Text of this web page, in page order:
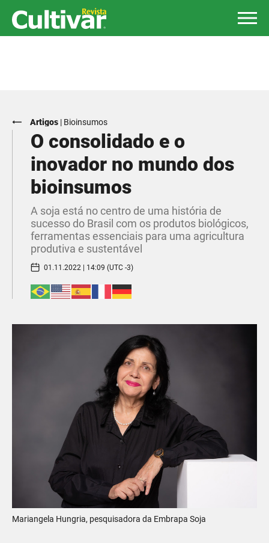
Artigos | Bioinsumos
O consolidado e o
inovador no mundo dos
bioinsumos
A soja está no centro de uma história de
sucesso do Brasil com os produtos biológicos,
ferramentas essenciais para uma agricultura
produtiva e sustentável
01.11.2022 | 14:09 (UTC -3)
Mariangela Hungria, pesquisadora da Embrapa Soja